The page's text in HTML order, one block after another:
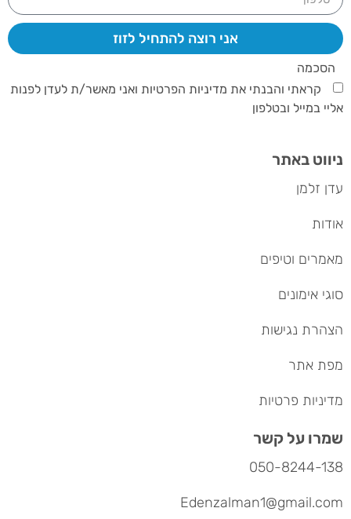
הסכמה
קראתי והבנתי את מדיניות הפרטיות ואני מאשר/ת לעדן לפנות
אליי במייל ובטלפון
אני רוצה להתחיל לזוז
ניווט באתר
שמרו על קשר
עדן זלמן
אודות
מאמרים וטיפים
סוגי אימונים
הצהרת נגישות
מפת אתר
מדיניות פרטיות
050-8244-138
Edenzalman1@gmail.com